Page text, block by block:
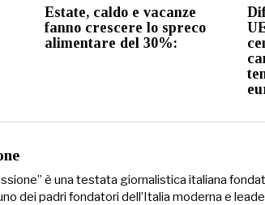
Estate, caldo e vacanze
fanno crescere lo spreco
alimentare del 30%:
è una testata giornalistica italiana
dei padri fondatori dell’Italia moderna e